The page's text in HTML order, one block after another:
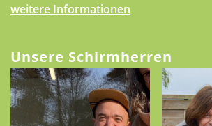
weitere Informationen
Unsere Schirmherren